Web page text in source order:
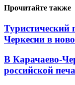
Прочитайте также
Туристический
Черкесии в
В Карачаево-
российской